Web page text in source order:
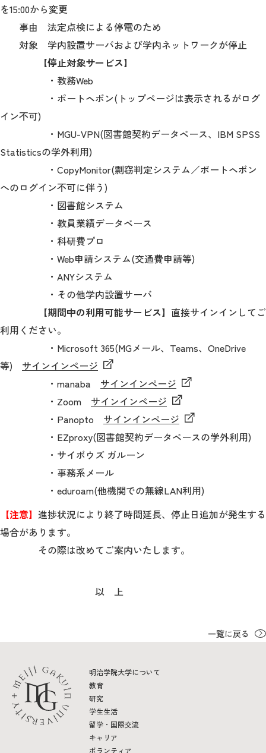
MGグッズ オンラインショップ
（外部サイト）
アクセス
キャンパス
案内
入試情報
お問合わせ 取材・撮影 資料請求
を15:00から変更
事由 法定点検による停電のため
対象 学内設置サーバおよび学内ネットワークが停止
【停止対象サービス】
・教務Web
・ポートヘボン(トップページは表示されるがログ
イン不可)
・MGU-VPN(図書館契約データベース、IBM SPSS
Statisticsの学外利用)
・CopyMonitor(剽窃判定システム／ポートヘボン
へのログイン不可に伴う)
・図書館システム
・教員業績データベース
・科研費プロ
・Web申請システム(交通費申請等)
・ANYシステム
・その他学内設置サーバ
【期間中の利用可能サービス】 直接サインインしてご
利用ください。
・Microsoft 365(MGメール、Teams、OneDrive
等) サインインページ
・manaba サインインページ
・Zoom サインインページ
・Panopto サインインページ
・EZproxy(図書館契約データベースの学外利用)
・サイボウズ ガルーン
・事務系メール
・eduroam(他機関での無線LAN利用)
【注意】 進捗状況により終了時間延長、停止日追加が発生する
場合があります。
その際は改めてご案内いたします。
以 上
一覧に戻る
明治学院大学について
教育
研究
学生生活
留学・国際交流
キャリア
ボランティア